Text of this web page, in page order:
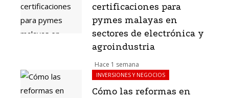
certificaciones para
pymes malayas en
sectores de electrónica y
agroindustria
Hace 1 semana
INVERSIONES Y NEGOCIOS
Cómo las reformas en